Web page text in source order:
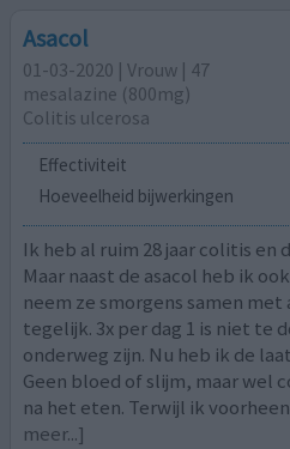
Asacol
01-03-2020 | Vrouw | 47
mesalazine (800mg)
Colitis ulcerosa
Effectiviteit
Hoeveelheid bijwerkingen
Ik heb al ruim 28 jaar colitis en
Maar naast de asacol heb ik
neem ze smorgens samen
tegelijk. 3x per dag 1 is niet te
onderweg zijn. Nu heb ik de
Geen bloed of slijm, maar wel
na het eten. Terwijl ik
meer...]